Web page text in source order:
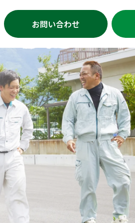
スマップ
社会貢献の取り組み
お問い合わせ